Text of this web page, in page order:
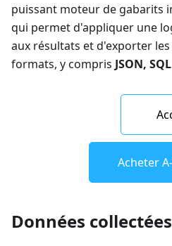
puissant moteur de gabarits
qui permet d'appliquer une
aux résultats et d'exporter
formats, y compris JSON,
Acheter
Données collectées